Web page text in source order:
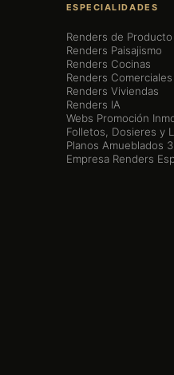
ESPECIALIDADES
Renders de Producto
Renders Paisajismo
Renders Cocinas
Renders Comerciales
Renders Viviendas
Renders IA
Webs Promoción
Folletos, Dosieres y
Planos Amueblados
Empresa Renders